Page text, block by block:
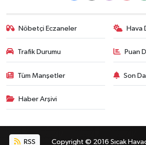
Nöbetçi Eczaneler Hava
Trafik Durumu Puan
Tüm Manşetler Son
Haber Arşivi
RSS Copyright © 2016 Sıcak